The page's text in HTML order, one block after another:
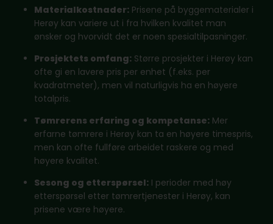
Materialkostnader: Prisene på byggematerialer i
Herøy kan variere ut i fra hvilken kvalitet man
ønsker og hvorvidt det er noen spesialtilpasninger.
Prosjektets omfang: Større prosjekter i Herøy kan
ofte gi en lavere pris per enhet (f.eks. per
kvadratmeter), men vil naturligvis ha en høyere
totalpris.
Tømrerens erfaring og kompetanse: Mer
erfarne tømrere i Herøy kan ta en høyere timespris,
men kan ofte fullføre arbeidet raskere og med
høyere kvalitet.
Sesong og etterspørsel: I perioder med høy
etterspørsel etter tømrertjenester i Herøy, kan
prisene være høyere.